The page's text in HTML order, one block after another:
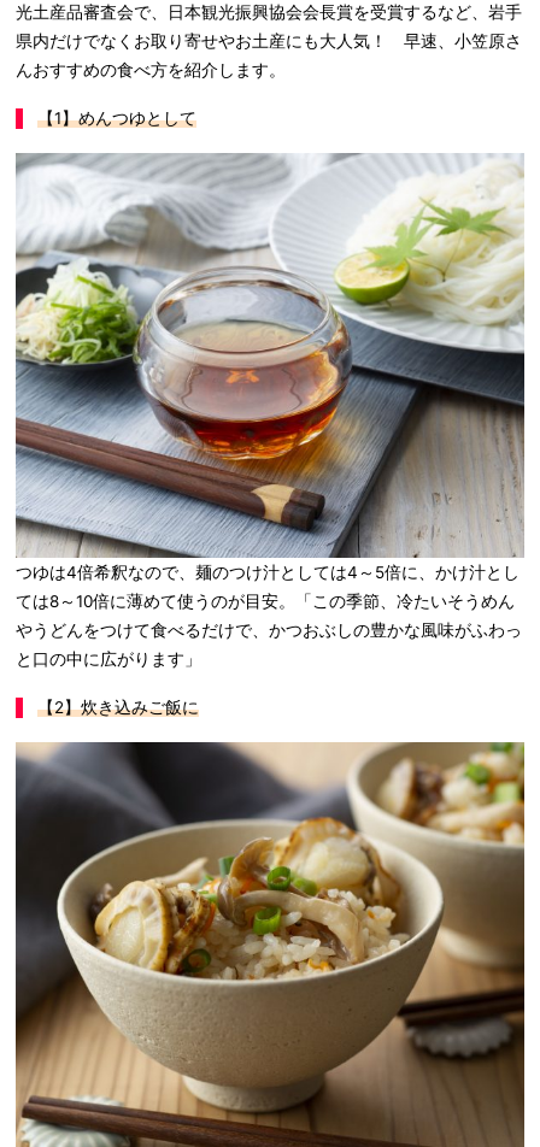
光土産品審査会で、日本観光振興協会会長賞を受賞するなど、岩手
県内だけでなくお取り寄せやお土産にも大人気！ 早速、小笠原さ
んおすすめの食べ方を紹介します。
【1】めんつゆとして
つゆは4倍希釈なので、麺のつけ汁としては4～5倍に、かけ汁とし
ては8～10倍に薄めて使うのが目安。「この季節、冷たいそうめん
やうどんをつけて食べるだけで、かつおぶしの豊かな風味がふわっ
と口の中に広がります」
【2】炊き込みご飯に